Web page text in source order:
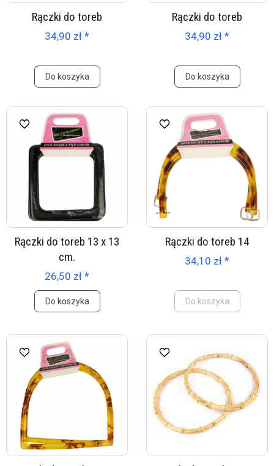
Rączki do toreb
34,90 zł *
Do koszyka
Rączki do toreb
34,90 zł *
Do koszyka
Rączki do toreb 13 x 13
cm.
26,50 zł *
Do koszyka
Rączki do toreb 14
34,10 zł *
Do koszyka